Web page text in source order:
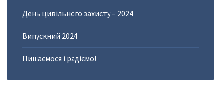
День цивільного захисту – 2024
Випускний 2024
Пишаємося і радіємо!